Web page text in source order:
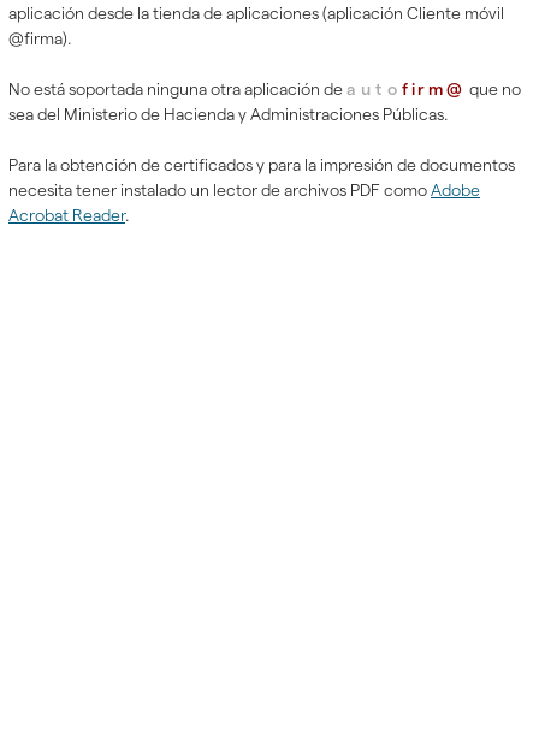
aplicación desde la tienda de aplicaciones (aplicación Cliente móvil
@firma).
No está soportada ninguna otra aplicación deauto firm@ que no
sea del Ministerio de Hacienda y Administraciones Públicas.
Para la obtención de certificados y para la impresión de documentos
necesita tener instalado un lector de archivos PDF comoAdobe
Acrobat Reader.